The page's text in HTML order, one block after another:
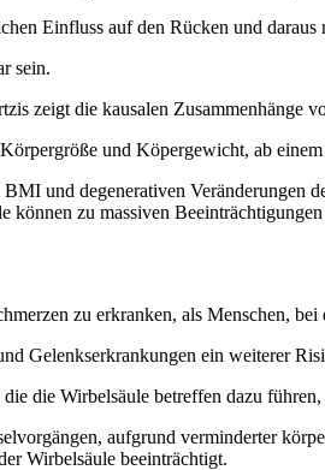
Einfluss auf den Rücken und daraus
sein.
zeigt die kausalen Zusammenhänge
und Köpergewicht, ab
und degenerativen Veränderungen
können zu massiven
zu erkranken, als Menschen,
Gelenkserkrankungen ein weiterer
die Wirbelsäule betreffen dazu
aufgrund verminderter
Wirbelsäule beeinträchtigt.